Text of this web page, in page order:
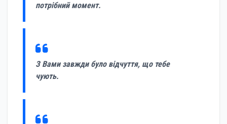
потрібний момент.
З Вами завжди було відчуття, що тебе
чують.